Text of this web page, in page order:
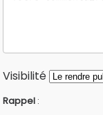
Visibilité
Rappel :